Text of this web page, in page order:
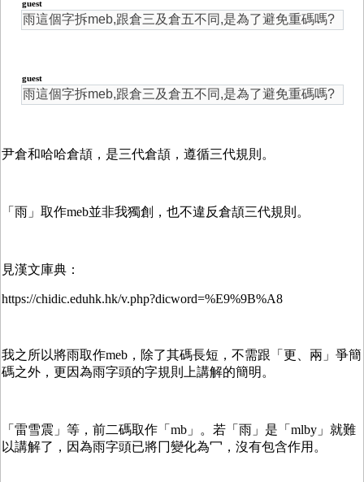
guest
雨這個字拆meb,跟倉三及倉五不同,是為了避免重碼嗎?
guest
雨這個字拆meb,跟倉三及倉五不同,是為了避免重碼嗎?
尹倉和哈哈倉頡，是三代倉頡，遵循三代規則。
「雨」取作meb並非我獨創，也不違反倉頡三代規則。
見漢文庫典：
https://chidic.eduhk.hk/v.php?dicword=%E9%9B%A8
我之所以將雨取作meb，除了其碼長短，不需跟「更、兩」爭簡
碼之外，更因為雨字頭的字規則上講解的簡明。
「雷雪震」等，前二碼取作「mb」。若「雨」是「mlby」就難
以講解了，因為雨字頭已將冂變化為冖，沒有包含作用。